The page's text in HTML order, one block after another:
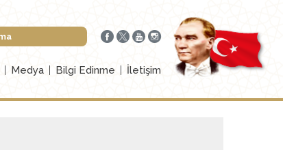
Medya Bilgi Edinme İletişim